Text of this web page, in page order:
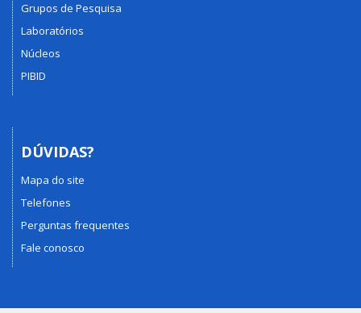
Grupos de Pesquisa
Laboratórios
Núcleos
PIBID
DÚVIDAS?
Mapa do site
Telefones
Perguntas frequentes
Fale conosco